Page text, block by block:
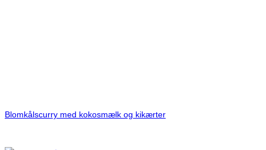
Blomkålscurry med kokosmælk og kikærter